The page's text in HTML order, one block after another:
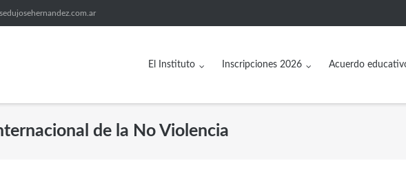
El Instituto Inscripciones 2026 Acuerdo
de la No Violencia